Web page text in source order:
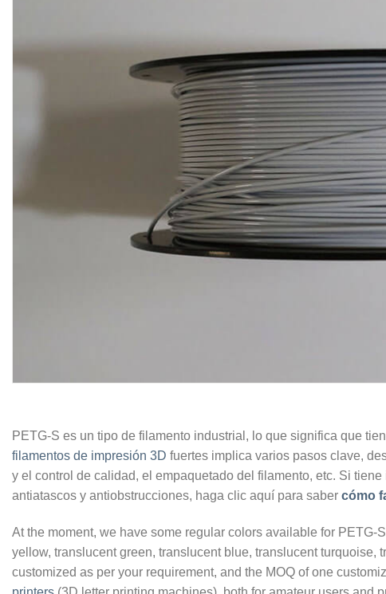
PETG-S es un tipo de filamento industrial, lo que significa que
filamentos de impresión 3D fuertes implica varios pasos clave,
y el control de calidad, el empaquetado del filamento, etc. Si
antiatascos y antiobstrucciones, haga clic aquí para saber cómo
At the moment, we have some regular colors available for
yellow, translucent green, translucent blue, translucent turquoise,
customized as per your requirement, and the MOQ of one